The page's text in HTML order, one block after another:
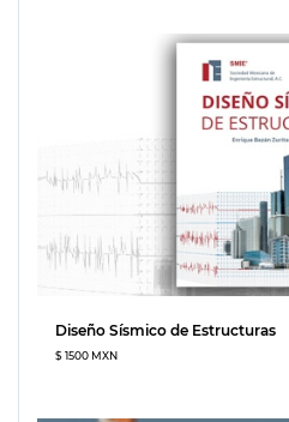
Diseño Sísmico de Estructuras
$ 1500 MXN